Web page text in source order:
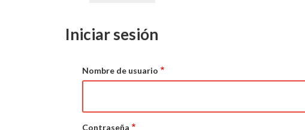
principales
Iniciar sesión
Nombre de usuario
Contraseña